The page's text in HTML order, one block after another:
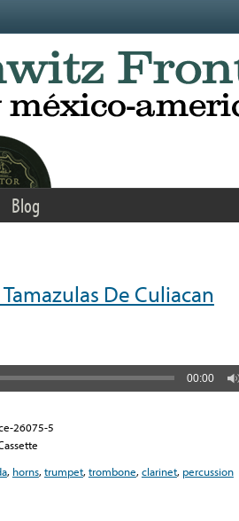
Blog
De Culiacan
00:00
26075-5
, horns,trumpet,trombone,clarinet, percussion